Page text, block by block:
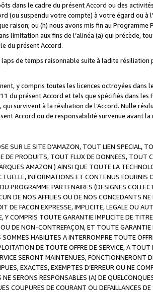
dans le cadre du présent Accord ou des activités
(ou suspendu votre compte) à votre égard ou
raison; ou (h) nous avons mis fin au Programme
limitation aux fins de l’alinéa (a) qui précède,
du présent Accord.
de temps raisonnable suite à ladite
y compris toutes les licences octroyées dans
du présent Accord et tels que spécifiés dans les
survivent à la résiliation de l’Accord. Nulle
Accord ou de responsabilité survenue avant la
SUR LE SITE D’AMAZON, TOUT LIEN SPECIAL,
DE PRODUITS, TOUT FLUX DE DONNEES, TOUT
AMAZON ) AINSI QUE TOUTE LA
INFORMATIONS ET CONTENUS FOURNIS
PROGRAMME PARTENAIRES (DESIGNES
DE NOS AFFILIES OU DE NOS CONCEDANTS
DE FACON EXPRESSE, IMPLICITE, LEGALE OU
COMPRIS TOUTE GARANTIE IMPLICITE DE
DE NON-CONTREFAÇON, ET TOUTE GARANTIE
HABILITES A INTERROMPRE TOUTE
DE TOUTE OFFRE DE SERVICE, A
SERONT MAINTENUES, FONCTIONNERONT
EXACTES, EXEMPTES D’ERREUR OU NE
SERONS RESPONSABLES (A) DE
COUPURES DE COURANT OU DEFAILLANCES